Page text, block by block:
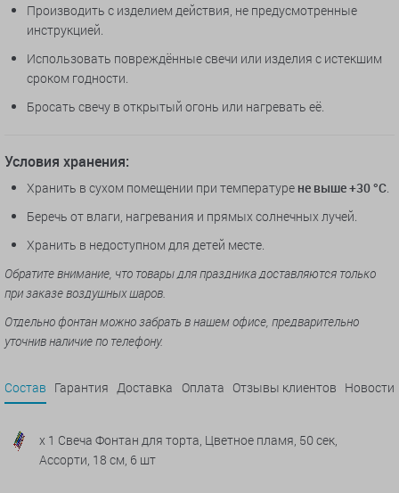
Производить с изделием действия, не предусмотренные
инструкцией.
Использовать повреждённые свечи или изделия с истекшим
сроком годности.
Бросать свечу в открытый огонь или нагревать её.
Условия хранения:
Хранить в сухом помещении при температуре не выше +30 °C.
Беречь от влаги, нагревания и прямых солнечных лучей.
Хранить в недоступном для детей месте.
Обратите внимание, что товары для праздника доставляются только
при заказе воздушных шаров.
Отдельно фонтан можно забрать в нашем офисе, предварительно
уточнив наличие по телефону.
Состав Гарантия Доставка Оплата Отзывы клиентов Новости
x 1 Свеча Фонтан для торта, Цветное пламя, 50 сек,
Ассорти, 18 см, 6 шт